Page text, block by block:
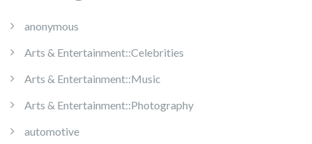
anonymous
Arts & Entertainment::Celebrities
Arts & Entertainment::Music
Arts & Entertainment::Photography
automotive